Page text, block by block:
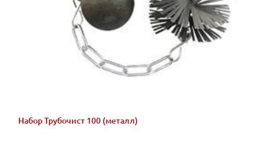
Набор Трубочист 100 (металл)